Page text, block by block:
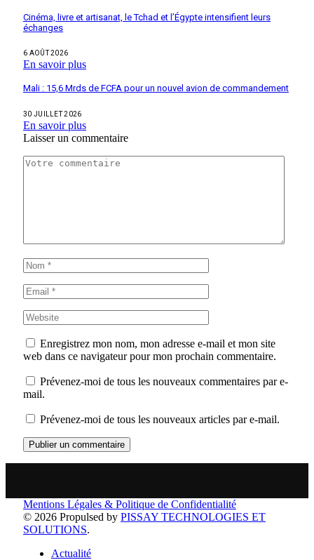
Cinéma, livre et artisanat, le Tchad et l’Égypte intensifient leurs
échanges
6 AOÛT 2026
En savoir plus
Mali : 15,6 Mrds de FCFA pour un nouvel avion de commandement
30 JUILLET 2026
En savoir plus
Laisser un commentaire
Enregistrez mon nom, mon adresse e-mail et mon site
web dans ce navigateur pour mon prochain commentaire.
Prévenez-moi de tous les nouveaux commentaires par e-
mail.
Prévenez-moi de tous les nouveaux articles par e-mail.
Mentions Légales & Politique de Confidentialité
© 2026 Propulsed by PISSAY TECHNOLOGIES ET
SOLUTIONS.
Actualité